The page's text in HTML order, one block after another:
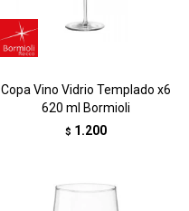
Copa Vino Vidrio Templado x6
620 ml Bormioli
$ 1.200